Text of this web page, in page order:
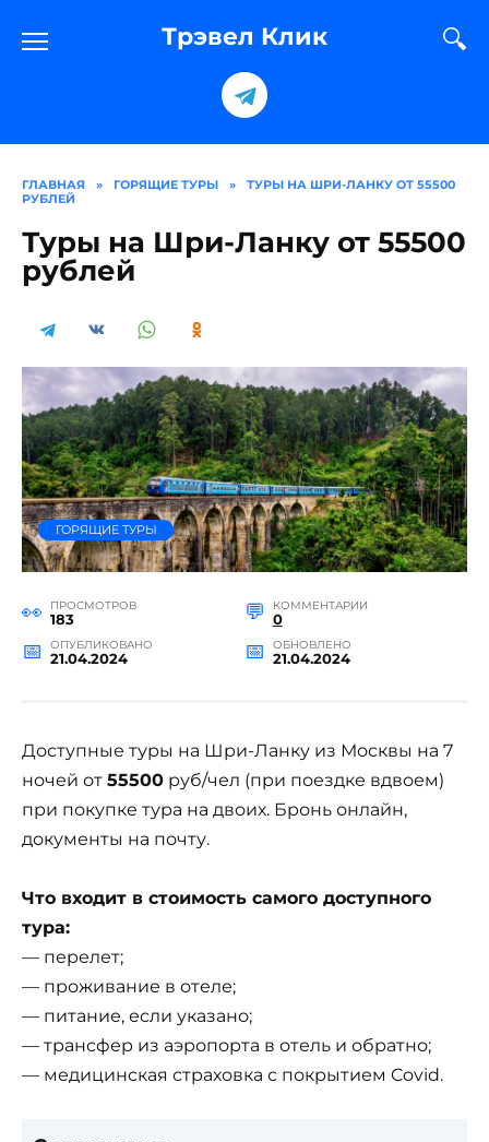
содержанию
Трэвел Клик
ГЛАВНАЯ » ГОРЯЩИЕ ТУРЫ »
ТУРЫ НА ШРИ-ЛАНКУ ОТ 55500
РУБЛЕЙ
Туры на Шри-Ланку от 55500
рублей
ГОРЯЩИЕ ТУРЫ
ПРОСМОТРОВ
183
КОММЕНТАРИИ
0
ОПУБЛИКОВАНО
21.04.2024
ОБНОВЛЕНО
21.04.2024
Доступные туры на Шри-Ланку из Москвы на 7
ночей от 55500 руб/чел (при поездке вдвоем)
при покупке тура на двоих. Бронь онлайн,
документы на почту.
Что входит в стоимость самого доступного
тура:
— перелет;
— проживание в отеле;
— питание, если указано;
— трансфер из аэропорта в отель и обратно;
— медицинская страховка с покрытием Covid.